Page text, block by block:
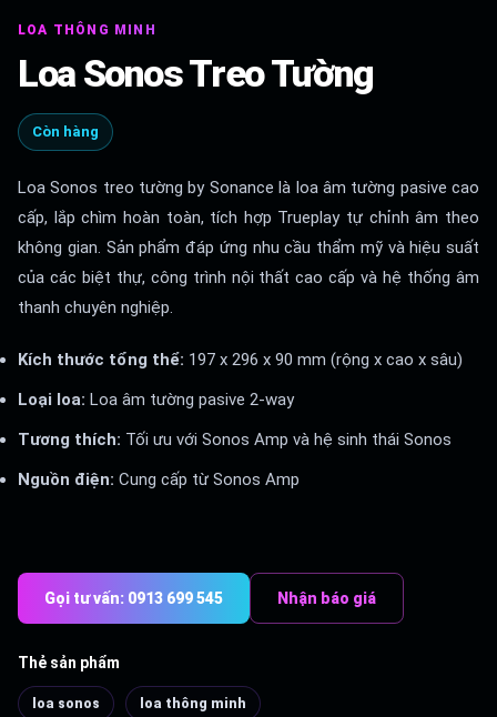
LOA THÔNG MINH
Loa Sonos Treo Tường
Còn hàng
Loa Sonos treo tường by Sonance là loa âm tường pasive cao
cấp, lắp chìm hoàn toàn, tích hợp Trueplay tự chỉnh âm theo
không gian. Sản phẩm đáp ứng nhu cầu thẩm mỹ và hiệu suất
của các biệt thự, công trình nội thất cao cấp và hệ thống âm
thanh chuyên nghiệp.
Kích thước tổng thể: 197 x 296 x 90 mm (rộng x cao x sâu)
Loại loa: Loa âm tường pasive 2-way
Tương thích: Tối ưu với Sonos Amp và hệ sinh thái Sonos
Nguồn điện: Cung cấp từ Sonos Amp
Gọi tư vấn: 0913 699 545 Nhận báo giá
Thẻ sản phẩm
loa sonos loa thông minh